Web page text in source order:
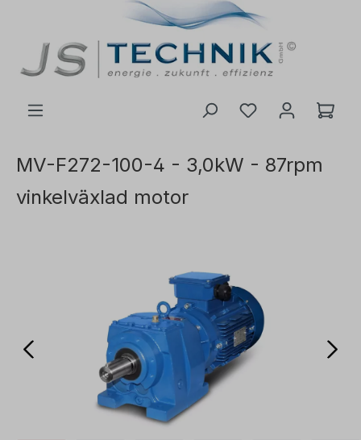
MV-F272-100-4 - 3,0kW - 87rpm
vinkelväxlad motor